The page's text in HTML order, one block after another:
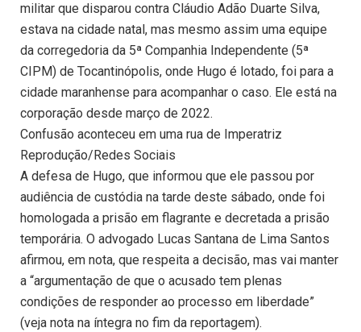
militar que disparou contra Cláudio Adão Duarte Silva,
estava na cidade natal, mas mesmo assim uma equipe
da corregedoria da 5ª Companhia Independente (5ª
CIPM) de Tocantinópolis, onde Hugo é lotado, foi para a
cidade maranhense para acompanhar o caso. Ele está na
corporação desde março de 2022.
Confusão aconteceu em uma rua de Imperatriz
Reprodução/Redes Sociais
A defesa de Hugo, que informou que ele passou por
audiência de custódia na tarde deste sábado, onde foi
homologada a prisão em flagrante e decretada a prisão
temporária. O advogado Lucas Santana de Lima Santos
afirmou, em nota, que respeita a decisão, mas vai manter
a “argumentação de que o acusado tem plenas
condições de responder ao processo em liberdade”
(veja nota na íntegra no fim da reportagem).